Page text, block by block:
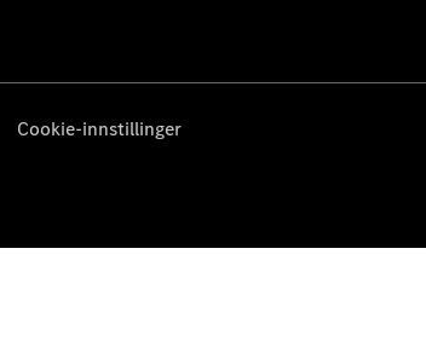
Cookie-innstillinger